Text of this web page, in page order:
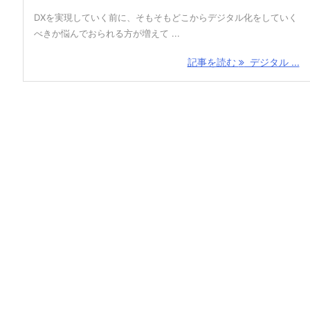
DXを実現していく前に、そもそもどこからデジタル化をしていく
べきか悩んでおられる方が増えて ...
記事を読む デジタル ...